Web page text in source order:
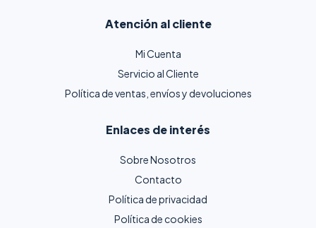
Atención al cliente
Mi Cuenta
Servicio al Cliente
Política de ventas, envíos y devoluciones
Enlaces de interés
Sobre Nosotros
Contacto
Política de privacidad
Política de cookies